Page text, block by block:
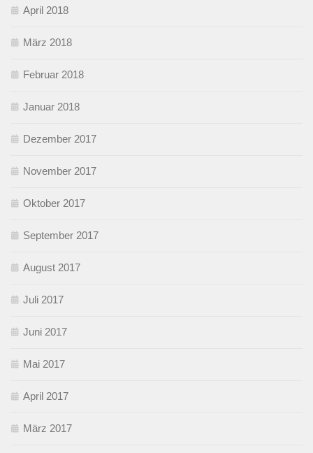
April 2018
März 2018
Februar 2018
Januar 2018
Dezember 2017
November 2017
Oktober 2017
September 2017
August 2017
Juli 2017
Juni 2017
Mai 2017
April 2017
März 2017